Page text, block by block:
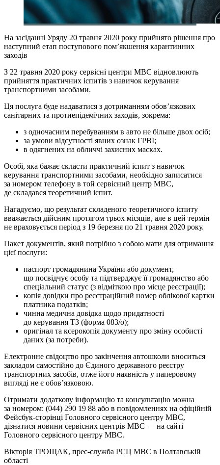
На засіданні Уряду 20 травня 2020 року прийнято рішення про
наступний етап поступового пом’якшення карантинних
заходів
З 22 травня 2020 року сервісні центри МВС відновлюють
прийняття практичних іспитів з навичок керування
транспортними засобами.
Ця послуга буде надаватися з дотриманням обов’язкових
санітарних та протиепідемічних заходів, зокрема:
з одночасним перебуванням в авто не більше двох осіб;
за умови відсутності явних ознак ГРВІ;
в одягнених на обличчі захисних масках.
Особі, яка бажає скласти практичний іспит з навичок
керування транспортними засобами, необхідно записатися
за номером телефону в той сервісний центр МВС,
де складався теоретичний іспит.
Нагадуємо, що результат складеного теоретичного іспиту
вважається дійсним протягом трьох місяців, але в цей термін
не враховується період з 19 березня по 21 травня 2020 року.
Пакет документів, який потрібно з собою мати для отримання
цієї послуги:
паспорт громадянина України або документ,
що посвідчує особу та підтверджує її громадянство або
спеціальний статус (з відміткою про місце реєстрації);
копія довідки про реєстраційний номер облікової картки
платника податків;
чинна медична довідка щодо придатності
до керування ТЗ (форма 083/о);
оригінал та ксерокопія документу про зміну особисті
даних (за потреби).
Електронне свідоцтво про закінчення автошколи вноситься
закладом самостійно до Єдиного державного реєстру
транспортних засобів, отже його наявність у паперовому
вигляді не є обов’язковою.
Отримати додаткову інформацію та консультацію можна
за номером: (044) 290 19 88 або в повідомленнях на офіційній
Фейсбук-сторінці Головного сервісного центру МВС,
дізнатися новини сервісних центрів MBC — на сайті
Головного сервісного центру МВС.
Вікторія ТРОЩАК, прес-служба РСЦ МВС в Полтавській
області